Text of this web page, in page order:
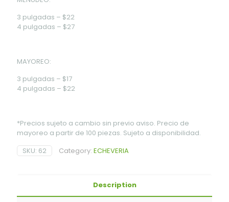
3 pulgadas – $22
4 pulgadas – $27
MAYOREO:
3 pulgadas – $17
4 pulgadas – $22
*Precios sujeto a cambio sin previo aviso. Precio de
mayoreo a partir de 100 piezas. Sujeto a disponibilidad.
SKU: 62 Category: ECHEVERIA
Description